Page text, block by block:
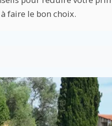
faire le bon choix.